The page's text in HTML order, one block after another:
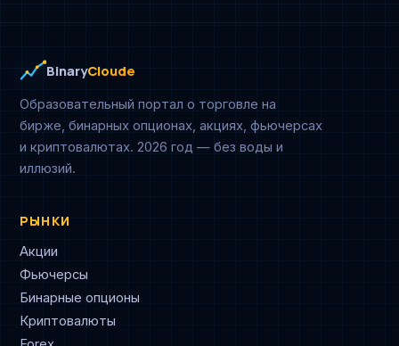
BinaryCloude
Образовательный портал о торговле на
бирже, бинарных опционах, акциях, фьючерсах
и криптовалютах. 2026 год — без воды и
иллюзий.
РЫНКИ
Акции
Фьючерсы
Бинарные опционы
Криптовалюты